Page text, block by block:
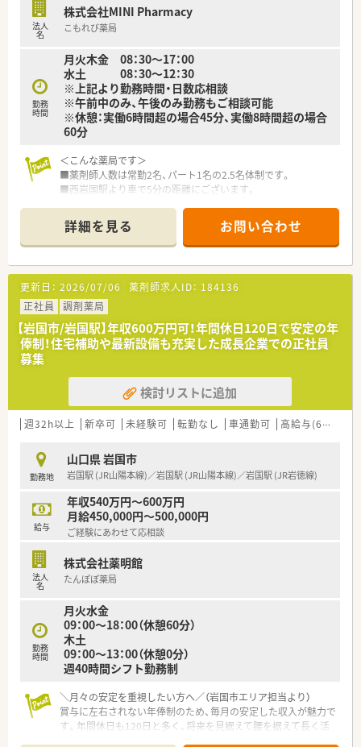
法人
名
株式会社MINI Pharmacy
こもれび薬局
勤務
時間
月火木金 08：30～17：00
水土 08：30～12：30
※上記より勤務時間・日数応相談
※午前中のみ、午後のみ勤務もご相談可能
※休憩：実働6時間超の場合45分、実働8時間超の場合
60分
＜こんな薬局です＞
■薬剤師人数は常勤2名、パート1名の2.5名体制です。
■西岩国駅より車で5分の距離にございます。
■電子薬歴Gooco、iPadを使用しています。また小型全自動錠剤
分包機リトリア３も導入しています。
＜業務内容＞
■循環器の処方箋を主に受けています。
■処方箋枚数は約40枚/日程度です。
＜研修制度＞
■現場の先輩薬剤師より指導を受けて頂きます。
■かかりつけや認定などのノルマはありません。
■利用可能な託児所等はありませんが、薬局内の従業員休憩室に
連れてくることは可能です。
■車通勤もちろんOKです。また最寄りのバス停からも徒歩30
■電子薬歴や分包機配備しています！効率よく働くことができま
す
＜こんな方にもおすすめ＞
■扶養内勤務を希望の方
■循環器科の調剤経験がある方
■電子薬歴・分包機の利用経験がある方
詳細を見る お問い合わせ
更新日： 2026/07/06 薬剤師求人ID： 184136
正社員
調剤薬局
【岩国市/岩国駅】年収600万円可！年間休日120日で安定の年
俸制！住宅補助や最新設備も充実した成長企業での正社員
募集
検討リストに追加
週32h以上 新卒可 未経験可 転勤なし 車通勤可 高給与(600万円以上)
勤務地
山口県 岩国市
岩国駅 (JR山陽本線)／岩国駅 (JR山陽本線)／岩国駅 (JR岩徳線)
給与
年収540万円～600万円
月給450,000円～500,000円
ご経験にあわせて応相談
法人
名
株式会社薬明館
たんぽぽ薬局
勤務
時間
月火水金
09：00～18：00（休憩60分）
木土
09：00～13：00（休憩0分）
週40時間シフト勤務制
＼月々の安定を重視したい方へ／（岩国市エリア担当より）
賞与に左右されない年俸制のため、毎月の安定した収入が魅力で
す。年間休日も120日と多く、将来を見据えて腰を据えて長く活